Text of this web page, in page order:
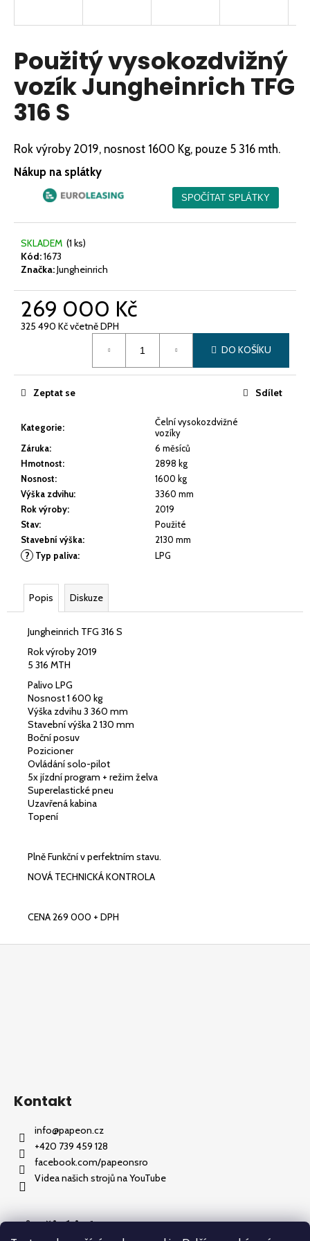
Použitý vysokozdvižný
vozík Jungheinrich TFG
316 S
Rok výroby 2019, nosnost 1600 Kg, pouze 5 316 mth.
Nákup na splátky
SKLADEM (1 ks)
Kód:1673
Značka:Jungheinrich
269 000 Kč
325 490 Kč včetně DPH
DO KOŠÍKU
Kategorie:
Čelní vysokozdvižné
vozíky
Záruka:
6 měsíců
Hmotnost:
2898 kg
Nosnost:
1600 kg
Výška zdvihu:
3360 mm
Rok výroby:
2019
Stav:
Použité
Stavební výška: 2130 mm
? Typ paliva: LPG
Zeptat se Sdílet
Popis Diskuze
Jungheinrich TFG 316 S
Rok výroby 2019
5 316 MTH
Palivo LPG
Nosnost 1 600 kg
Výška zdvihu 3 360 mm
Stavební výška 2 130 mm
Boční posuv
Pozicioner
Ovládání solo-pilot
5x jízdní program + režim želva
Superelastické pneu
Uzavřená kabina
Topení
Plně Funkční v perfektním stavu.
NOVÁ TECHNICKÁ KONTROLA
CENA 269 000 + DPH
í
t
?
D
o
p
o
u
u
m
e
POUŽITÝ
VOZÍK
LINDE
H14T
01
000
Kč
Z
Kontakt
info@papeon.cz
+420 739 459 128
facebook.com/papeonsro
Videa našich strojů na YouTube
Důležité informace